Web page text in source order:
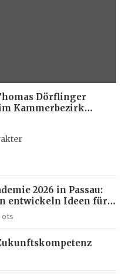
Dörflinger
Kammerbezirk
2026 in Passau:
entwickeln Ideen für
ots